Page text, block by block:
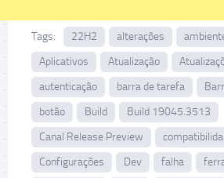
Tags: 22H2 alterações
Aplicativos
Atualização
autenticação
barra de tarefa
botão
Build
Build 19045.3513
Canal Release Preview
Configurações
Dev falha